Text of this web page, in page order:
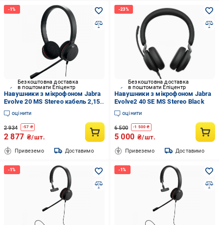
Безкоштовна доставка
в поштомати Епіцентр
Навушники з мікрофоном Jabra
Evolve 20 MS Stereo кабель 2,15
м USB-C/USB-A Чорний (650390)
оцінити
2 934 -57 ₴
2 877 ₴/шт.
Привеземо Доставимо
Безкоштовна доставка
в поштомати Епіцентр
Навушники з мікрофоном Jabra
Evolve2 40 SE MS Stereo Black
оцінити
6 500 -1 500 ₴
5 000 ₴/шт.
Привеземо Доставимо